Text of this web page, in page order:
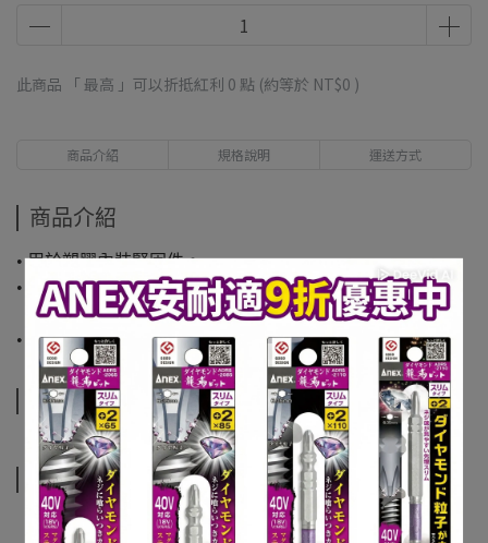
此商品 「 最高 」可以折抵紅利 0 點 (約等於 NT$0 )
商品介紹 規格說明 運送方式
商品介紹
• 用於塑膠內裝緊固件。
• 將工具放在門板邊緣下方並儘快插入扣件，
然後簡單地撬起來。
• 較大的支撐區域可保護夾子和墊子。
規格說明
運送方式